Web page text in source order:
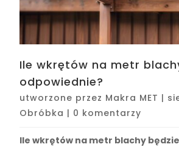
Ile wkrętów na metr
odpowiednie?
utworzone przez Makra MET |
Obróbka | 0 komentarzy
Ile wkrętów na metr blachy